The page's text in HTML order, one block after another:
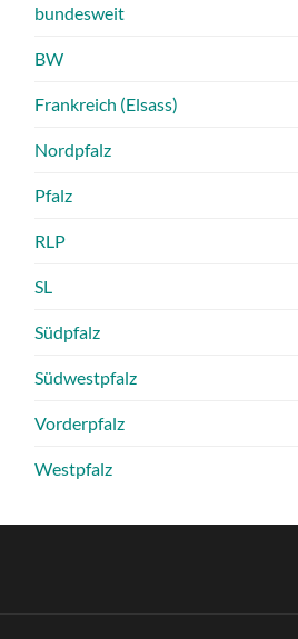
bundesweit
BW
Frankreich (Elsass)
Nordpfalz
Pfalz
RLP
SL
Südpfalz
Südwestpfalz
Vorderpfalz
Westpfalz